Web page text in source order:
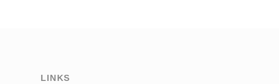
LINKS